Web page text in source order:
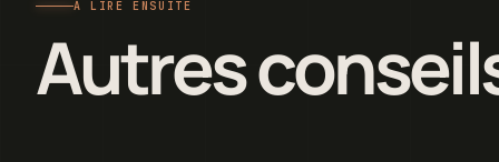
À LIRE ENSUITE
Autres